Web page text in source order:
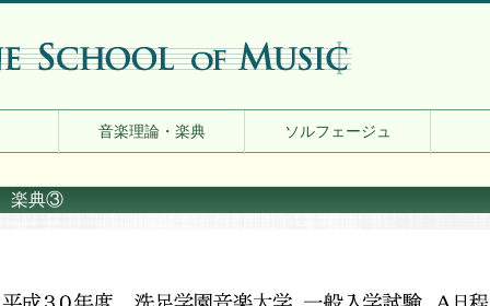
音楽理論・楽典 ソルフェージュ
楽典③